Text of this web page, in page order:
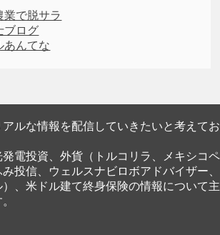
業で脱サラ
ブログ
あんてな
ルな情報を配信していきたいと考えてお
電投資、外貨（トルコリラ、メキシコペ
投信、ウェルスナビロボアドバイザー、
、米ドル建て終身保険の情報について主